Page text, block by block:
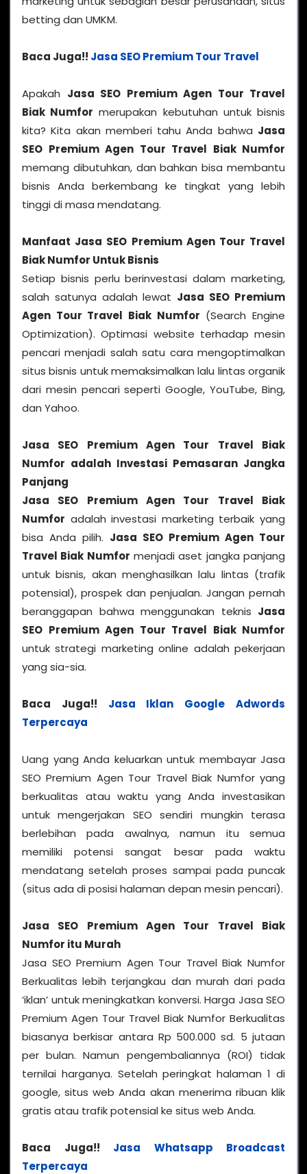
betting dan UMKM.
Baca Juga!! Jasa SEO Premium Tour Travel
Apakah Jasa SEO Premium Agen Tour Travel
Biak Numfor merupakan kebutuhan untuk bisnis
kita? Kita akan memberi tahu Anda bahwa Jasa
SEO Premium Agen Tour Travel Biak Numfor
memang dibutuhkan, dan bahkan bisa membantu
bisnis Anda berkembang ke tingkat yang lebih
tinggi di masa mendatang.
Manfaat Jasa SEO Premium Agen Tour Travel
Biak Numfor Untuk Bisnis
Setiap bisnis perlu berinvestasi dalam marketing,
salah satunya adalah lewat Jasa SEO Premium
Agen Tour Travel Biak Numfor (Search Engine
Optimization). Optimasi website terhadap mesin
pencari menjadi salah satu cara mengoptimalkan
situs bisnis untuk memaksimalkan lalu lintas organik
dari mesin pencari seperti Google, YouTube, Bing,
dan Yahoo.
Jasa SEO Premium Agen Tour Travel Biak
Numfor adalah Investasi Pemasaran Jangka
Panjang
Jasa SEO Premium Agen Tour Travel Biak
Numfor adalah investasi marketing terbaik yang
bisa Anda pilih. Jasa SEO Premium Agen Tour
Travel Biak Numfor menjadi aset jangka panjang
untuk bisnis, akan menghasilkan lalu lintas (trafik
potensial), prospek dan penjualan. Jangan pernah
beranggapan bahwa menggunakan teknis Jasa
SEO Premium Agen Tour Travel Biak Numfor
untuk strategi marketing online adalah pekerjaan
yang sia-sia.
Baca Juga!! Jasa Iklan Google Adwords
Terpercaya
Uang yang Anda keluarkan untuk membayar Jasa
SEO Premium Agen Tour Travel Biak Numfor yang
berkualitas atau waktu yang Anda investasikan
untuk mengerjakan SEO sendiri mungkin terasa
berlebihan pada awalnya, namun itu semua
memiliki potensi sangat besar pada waktu
mendatang setelah proses sampai pada puncak
(situs ada di posisi halaman depan mesin pencari).
Jasa SEO Premium Agen Tour Travel Biak
Numfor itu Murah
Jasa SEO Premium Agen Tour Travel Biak Numfor
Berkualitas lebih terjangkau dan murah dari pada
‘iklan’ untuk meningkatkan konversi. Harga Jasa SEO
Premium Agen Tour Travel Biak Numfor Berkualitas
biasanya berkisar antara Rp 500.000 sd. 5 jutaan
per bulan. Namun pengembaliannya (ROI) tidak
ternilai harganya. Setelah peringkat halaman 1 di
google, situs web Anda akan menerima ribuan klik
gratis atau trafik potensial ke situs web Anda.
Baca Juga!! Jasa Whatsapp Broadcast
Terpercaya